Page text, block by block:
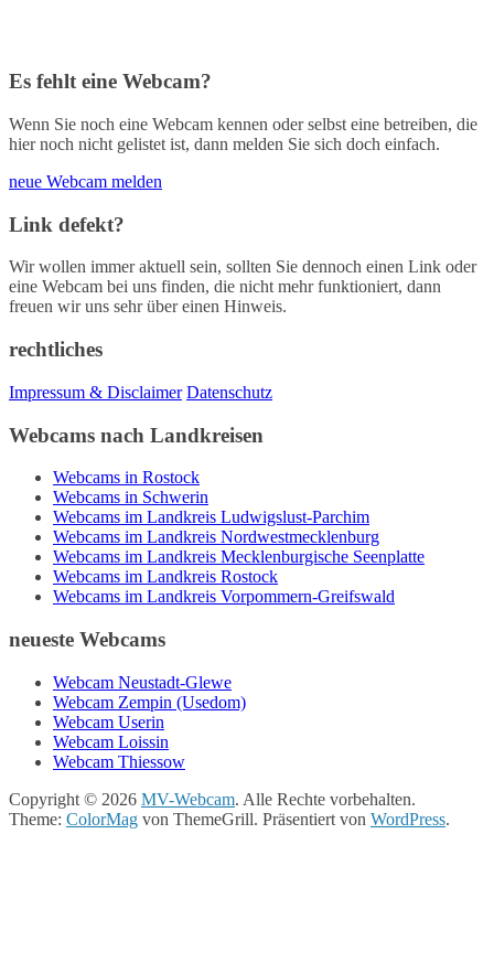
Es fehlt eine Webcam?
Wenn Sie noch eine Webcam kennen oder selbst eine betreiben, die
hier noch nicht gelistet ist, dann melden Sie sich doch einfach.
neue Webcam melden
Link defekt?
Wir wollen immer aktuell sein, sollten Sie dennoch einen Link oder
eine Webcam bei uns finden, die nicht mehr funktioniert, dann
freuen wir uns sehr über einen Hinweis.
rechtliches
Impressum & Disclaimer Datenschutz
Webcams nach Landkreisen
Webcams in Rostock
Webcams in Schwerin
Webcams im Landkreis Ludwigslust-Parchim
Webcams im Landkreis Nordwestmecklenburg
Webcams im Landkreis Mecklenburgische Seenplatte
Webcams im Landkreis Rostock
Webcams im Landkreis Vorpommern-Greifswald
neueste Webcams
Webcam Neustadt-Glewe
Webcam Zempin (Usedom)
Webcam Userin
Webcam Loissin
Webcam Thiessow
Copyright © 2026 MV-Webcam. Alle Rechte vorbehalten.
Theme: ColorMag von ThemeGrill. Präsentiert von WordPress.